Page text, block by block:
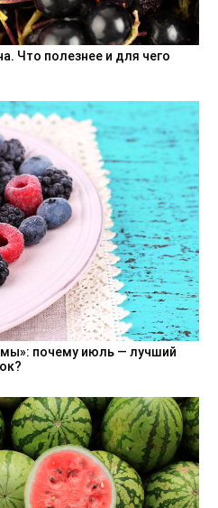
Что полезнее и для чего
почему июль — лучший